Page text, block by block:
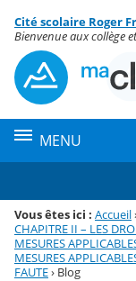
Menu de la
Contenu
Cité scolaire Roger
Bienvenue aux collège
MENU
Vous êtes ici : Accueil
CHAPITRE II – LES
MESURES
MESURES
FAUTE› Blog